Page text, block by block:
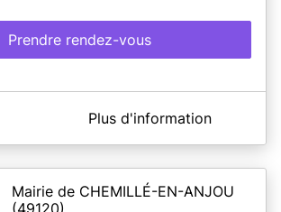
au 02.40.82.88.62.
Prendre rendez-vous
de Saffré
ouverte pour les rendez-vous de
2 et 9 mai 2026 et du 11 juillet au 22
Plus d'information
Mairie de CHEMILLÉ-EN-ANJOU
(49120)